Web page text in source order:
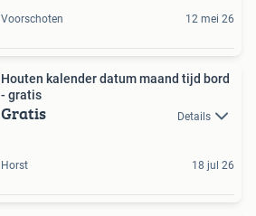
Voorschoten 12 mei 26
Houten kalender datum maand tijd bord
- gratis
Gratis Details
Horst 18 jul 26